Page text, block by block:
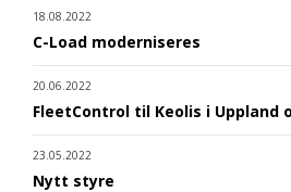
18.08.2022
C-Load moderniseres
20.06.2022
FleetControl til Keolis i Uppland
23.05.2022
Nytt styre